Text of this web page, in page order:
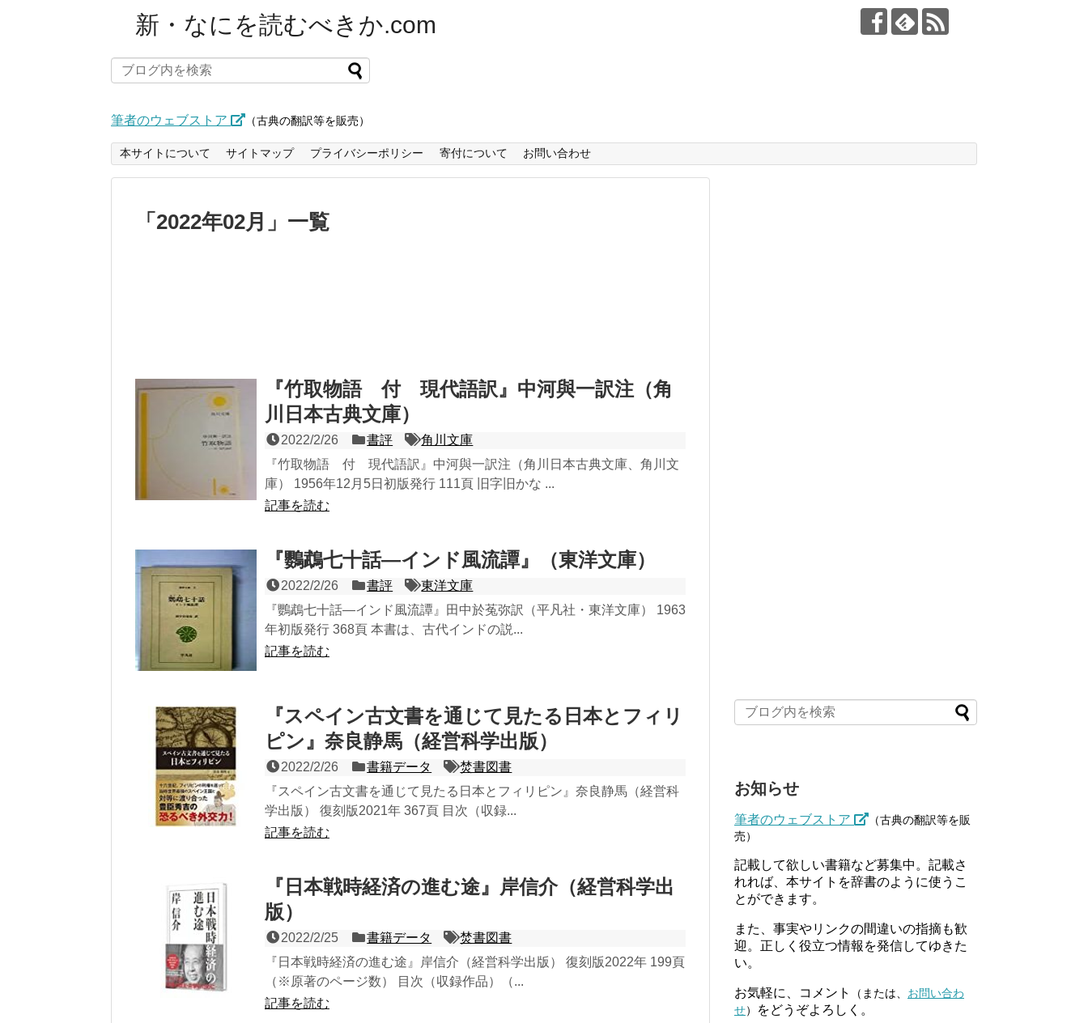
新・なにを読むべきか.com
筆者のウェブストア （古典の翻訳等を販売）
本サイトについて サイトマップ プライバシーポリシー 寄付について お問い合わせ
「 2022年02月 」 一覧
『竹取物語 付 現代語訳』中河與一訳注（角
川日本古典文庫）
2022/2/26 書評
角川文庫
『竹取物語 付 現代語訳』中河與一訳注（角川日本古典文庫、角川文
庫） 1956年12月5日初版発行 111頁 旧字旧かな ...
記事を読む
『鸚鵡七十話―インド風流譚』（東洋文庫）
2022/2/26 書評
東洋文庫
『鸚鵡七十話―インド風流譚』田中於菟弥訳（平凡社・東洋文庫） 1963
年初版発行 368頁 本書は、古代インドの説...
記事を読む
『スペイン古文書を通じて見たる日本とフィリ
ピン』奈良静馬（経営科学出版）
2022/2/26 書籍データ
焚書図書
『スペイン古文書を通じて見たる日本とフィリピン』奈良静馬（経営科
学出版） 復刻版2021年 367頁 目次（収録...
記事を読む
『日本戦時経済の進む途』岸信介（経営科学出
版）
2022/2/25 書籍データ
焚書図書
『日本戦時経済の進む途』岸信介（経営科学出版） 復刻版2022年 199頁
（※原著のページ数） 目次（収録作品）（...
記事を読む
お知らせ
筆者のウェブストア
（古典の翻訳等を販
売）
記載して欲しい書籍など募集中。記載さ
れれば、本サイトを辞書のように使うこ
とができます。
また、事実やリンクの間違いの指摘も歓
迎。正しく役立つ情報を発信してゆきた
い。
お気軽に、コメント （または、 お問い合わ
せ） をどうぞよろしく。